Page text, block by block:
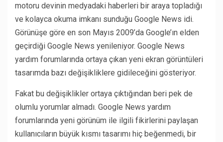
motoru devinin medyadaki haberleri bir araya topladığı
ve kolayca okuma imkanı sunduğu Google News idi.
Görünüşe göre en son Mayıs 2009’da Google’ın elden
geçirdiği Google News yenileniyor. Google News
yardım forumlarında ortaya çıkan yeni ekran görüntüleri
tasarımda bazı değişikliklere gidileceğini gösteriyor.
Fakat bu değişiklikler ortaya çıktığından beri pek de
olumlu yorumlar almadı. Google News yardım
forumlarında yeni görünüm ile ilgili fikirlerini paylaşan
kullanıcıların büyük kısmı tasarımı hiç beğenmedi, bir